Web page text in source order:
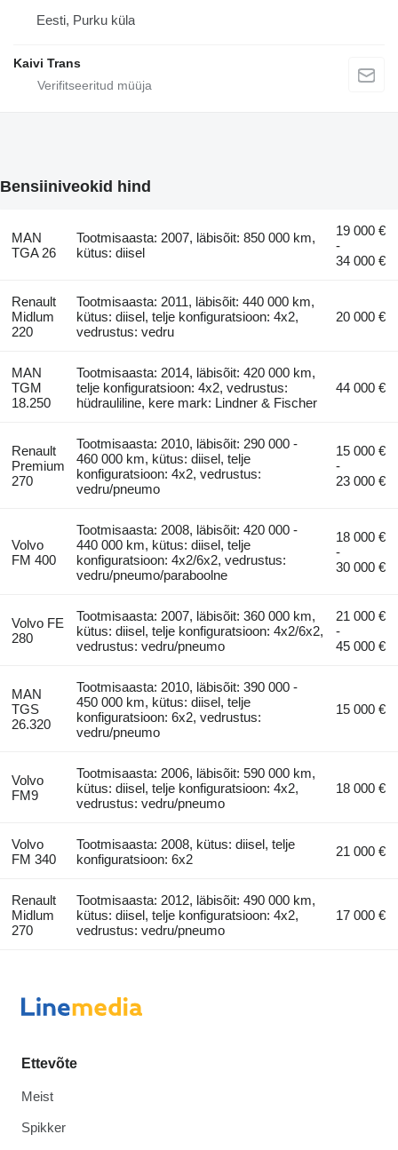
Eesti, Purku küla
Kaivi Trans
Bensiiniveokid hind
MAN
TGA 26
Tootmisaasta: 2007, läbisõit: 850 000 km,
kütus: diisel
19 000 €
-
34 000 €
Renault
Midlum
220
Tootmisaasta: 2011, läbisõit: 440 000 km,
kütus: diisel, telje konfiguratsioon: 4x2,
vedrustus: vedru
20 000 €
MAN
TGM
18.250
Tootmisaasta: 2014, läbisõit: 420 000 km,
telje konfiguratsioon: 4x2, vedrustus:
hüdrauliline, kere mark: Lindner & Fischer
44 000 €
Renault
Premium
270
Tootmisaasta: 2010, läbisõit: 290 000 -
460 000 km, kütus: diisel, telje
konfiguratsioon: 4x2, vedrustus:
vedru/pneumo
15 000 €
-
23 000 €
Volvo
FM 400
Tootmisaasta: 2008, läbisõit: 420 000 -
440 000 km, kütus: diisel, telje
konfiguratsioon: 4x2/6x2, vedrustus:
vedru/pneumo/paraboolne
18 000 €
-
30 000 €
Volvo FE
280
Tootmisaasta: 2007, läbisõit: 360 000 km,
kütus: diisel, telje konfiguratsioon: 4x2/6x2,
vedrustus: vedru/pneumo
21 000 €
-
45 000 €
MAN
TGS
26.320
Tootmisaasta: 2010, läbisõit: 390 000 -
450 000 km, kütus: diisel, telje
konfiguratsioon: 6x2, vedrustus:
vedru/pneumo
15 000 €
Volvo
FM9
Tootmisaasta: 2006, läbisõit: 590 000 km,
kütus: diisel, telje konfiguratsioon: 4x2,
vedrustus: vedru/pneumo
18 000 €
Volvo
FM 340
Tootmisaasta: 2008, kütus: diisel, telje
konfiguratsioon: 6x2
21 000 €
Renault
Midlum
270
Tootmisaasta: 2012, läbisõit: 490 000 km,
kütus: diisel, telje konfiguratsioon: 4x2,
vedrustus: vedru/pneumo
17 000 €
Ettevõte
Meist
Spikker